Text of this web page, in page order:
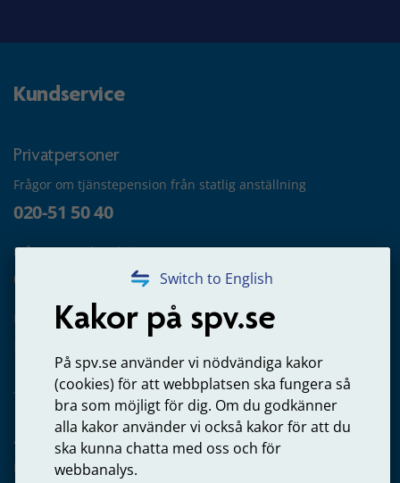
Switch to English
Kakor på spv.se
På spv.se använder vi nödvändiga kakor
(cookies) för att webbplatsen ska fungera så
bra som möjligt för dig. Om du godkänner
alla kakor använder vi också kakor för att du
ska kunna chatta med oss och för
webbanalys.
Kundservice
Privatpersoner
Frågor om tjänstepension från statlig anställning
020-51 50 40
Frågor om utbetalning
020-65 00 65
Kontakta oss
Arbetsgivare
Frågor om administration av tjänstepension från statlig